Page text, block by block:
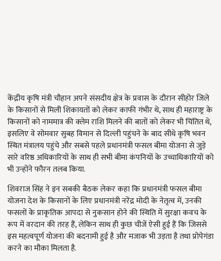
केंद्रीय कृषि मंत्री चौहान अपने संसदीय क्षेत्र के प्रवास के दौरान सीहोर जिले
के किसानों से मिली शिकायतों को लेकर काफी गंभीर थे, साथ ही महाराष्ट्र के
किसानों को नाममात्र की क्लेम राशि मिलने की बातों को लेकर भी चिंतित थे,
इसलिए वे सोमवार सुबह विमान से दिल्ली पहुंचने के बाद सीधे कृषि भवन
स्थित मंत्रालय पहुंचे और सबसे पहले प्रधानमंत्री फसल बीमा योजना से जुड़े
सारे वरिष्ठ अधिकारियों के साथ ही सभी बीमा कंपनियों के उच्चाधिकारियों को
भी उन्होंने फौरन तलब किया.
शिवराज सिंह ने इन सबकी बैठक लेकर कहा कि प्रधानमंत्री फसल बीमा
योजना देश के किसानों के लिए प्रधानमंत्री नरेंद्र मोदी के नेतृत्व में, उनकी
फसलों के प्राकृतिक आपदा से नुकसान होने की स्थिति में सुरक्षा कवच के
रूप में वरदान की तरह हैं, लेकिन साथ ही कुछ चीजें ऐसी हुई हैं कि जिससे
इस महत्वपूर्ण योजना की बदनामी हुई है और मजाक भी उड़ता है तथा प्रोपेगंडा
करने का मौका मिलता है.